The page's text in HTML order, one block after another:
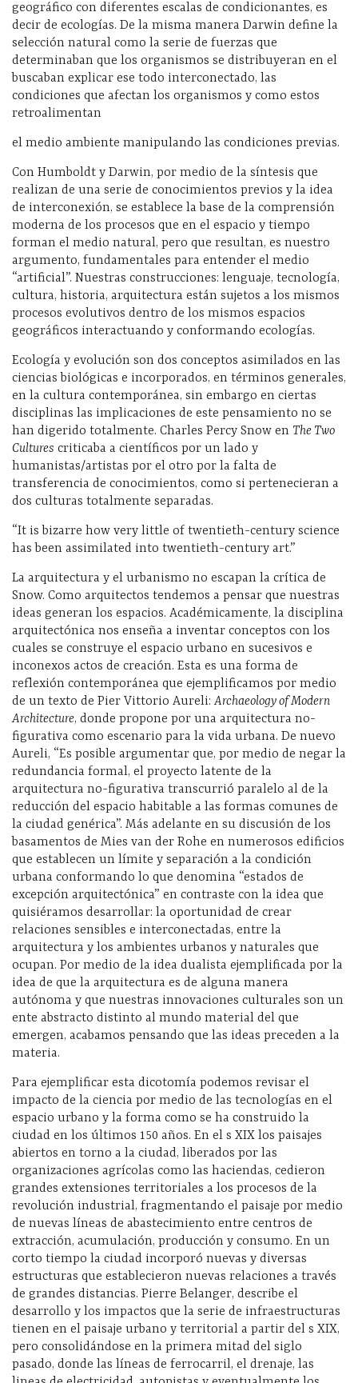
geográfico con diferentes escalas de condicionantes, es
decir de ecologías. De la misma manera Darwin define la
selección natural como la serie de fuerzas que
determinaban que los organismos se distribuyeran en el
buscaban explicar ese todo interconectado, las
condiciones que afectan los organismos y como estos
retroalimentan
el medio ambiente manipulando las condiciones previas.
Con Humboldt y Darwin, por medio de la síntesis que
realizan de una serie de conocimientos previos y la idea
de interconexión, se establece la base de la comprensión
moderna de los procesos que en el espacio y tiempo
forman el medio natural, pero que resultan, es nuestro
argumento, fundamentales para entender el medio
“artificial”. Nuestras construcciones: lenguaje, tecnología,
cultura, historia, arquitectura están sujetos a los mismos
procesos evolutivos dentro de los mismos espacios
geográficos interactuando y conformando ecologías.
Ecología y evolución son dos conceptos asimilados en las
ciencias biológicas e incorporados, en términos generales,
en la cultura contemporánea, sin embargo en ciertas
disciplinas las implicaciones de este pensamiento no se
han digerido totalmente. Charles Percy Snow en The Two
Cultures criticaba a científicos por un lado y
humanistas/artistas por el otro por la falta de
transferencia de conocimientos, como si pertenecieran a
dos culturas totalmente separadas.
“It is bizarre how very little of twentieth-century science
has been assimilated into twentieth-century art.”
La arquitectura y el urbanismo no escapan la crítica de
Snow. Como arquitectos tendemos a pensar que nuestras
ideas generan los espacios. Académicamente, la disciplina
arquitectónica nos enseña a inventar conceptos con los
cuales se construye el espacio urbano en sucesivos e
inconexos actos de creación. Esta es una forma de
reflexión contemporánea que ejemplificamos por medio
de un texto de Pier Vittorio Aureli:Archaeology of Modern
Architecture, donde propone por una arquitectura no-
figurativa como escenario para la vida urbana. De nuevo
Aureli, “Es posible argumentar que, por medio de negar la
redundancia formal, el proyecto latente de la
arquitectura no-figurativa transcurrió paralelo al de la
reducción del espacio habitable a las formas comunes de
la ciudad genérica”. Más adelante en su discusión de los
basamentos de Mies van der Rohe en numerosos edificios
que establecen un límite y separación a la condición
urbana conformando lo que denomina “estados de
excepción arquitectónica” en contraste con la idea que
quisiéramos desarrollar: la oportunidad de crear
relaciones sensibles e interconectadas, entre la
arquitectura y los ambientes urbanos y naturales que
ocupan. Por medio de la idea dualista ejemplificada por la
idea de que la arquitectura es de alguna manera
autónoma y que nuestras innovaciones culturales son un
ente abstracto distinto al mundo material del que
emergen, acabamos pensando que las ideas preceden a la
materia.
Para ejemplificar esta dicotomía podemos revisar el
impacto de la ciencia por medio de las tecnologías en el
espacio urbano y la forma como se ha construido la
ciudad en los últimos 150 años. En el s XIX los paisajes
abiertos en torno a la ciudad, liberados por las
organizaciones agrícolas como las haciendas, cedieron
grandes extensiones territoriales a los procesos de la
revolución industrial, fragmentando el paisaje por medio
de nuevas líneas de abastecimiento entre centros de
extracción, acumulación, producción y consumo. En un
corto tiempo la ciudad incorporó nuevas y diversas
estructuras que establecieron nuevas relaciones a través
de grandes distancias. Pierre Belanger, describe el
desarrollo y los impactos que la serie de infraestructuras
tienen en el paisaje urbano y territorial a partir del s XIX,
pero consolidándose en la primera mitad del siglo
pasado, donde las líneas de ferrocarril, el drenaje, las